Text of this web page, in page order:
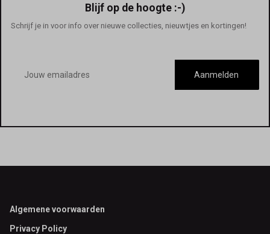
Blijf op de hoogte :-)
Schrijf je in voor info over nieuwe collecties, nieuwtjes en kortingen!
mailadres
Aanmelden
Footer
Algemene voorwaarden
Privacy Policy